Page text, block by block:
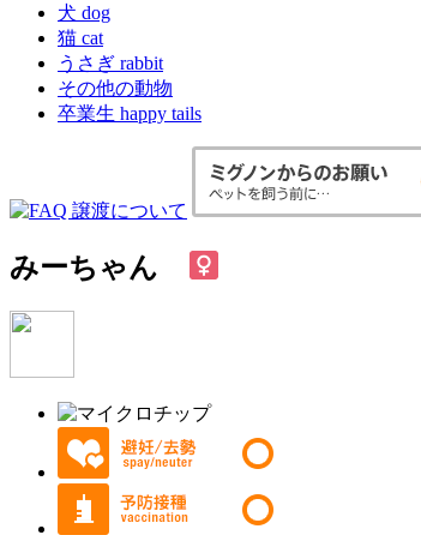
犬 dog
猫 cat
うさぎ rabbit
その他の動物
卒業生 happy tails
みーちゃん